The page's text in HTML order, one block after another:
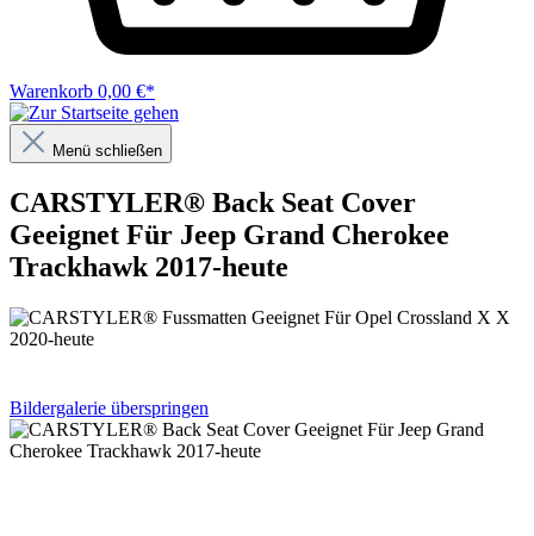
Warenkorb 0,00 €*
Menü schließen
CARSTYLER® Back Seat Cover
Geeignet Für Jeep Grand Cherokee
Trackhawk 2017-heute
Bildergalerie überspringen